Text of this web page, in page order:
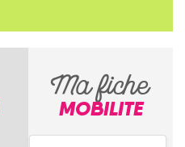
Ma fiche
MOBILITE